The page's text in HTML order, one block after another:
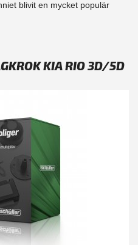
blivit en mycket populär
KIA RIO 3D/5D